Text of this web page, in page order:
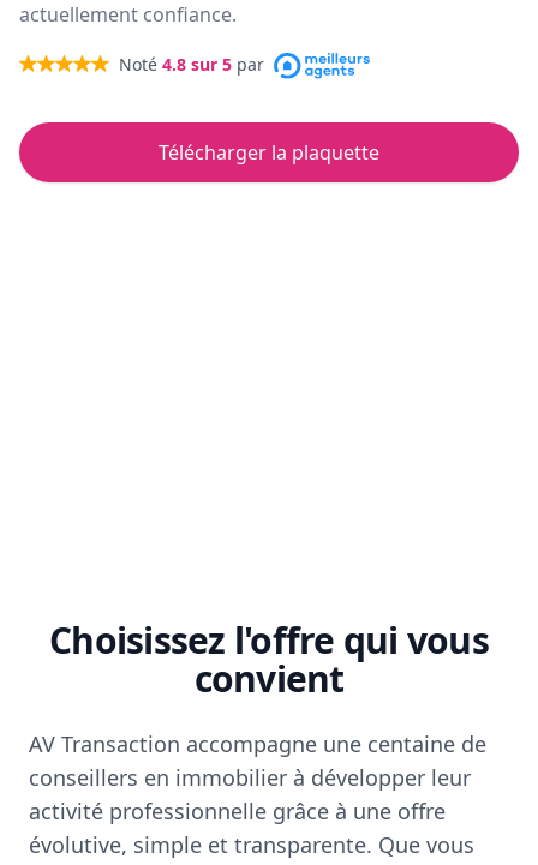
actuellement confiance.
Noté 4.8 sur 5 par
Télécharger la plaquette
Choisissez l'offre qui vous
convient
AV Transaction accompagne une centaine de
conseillers en immobilier à développer leur
activité professionnelle grâce à une offre
évolutive, simple et transparente. Que vous